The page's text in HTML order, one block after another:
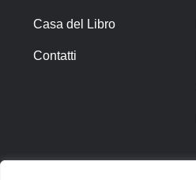
Casa del Libro
Contatti